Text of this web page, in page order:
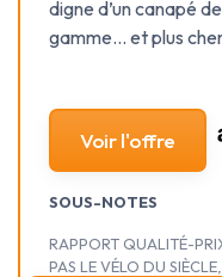
digne d’un canapé
gamme… et plus
Voir l'offre
SOUS-NOTES
RAPPORT QUALITÉ-
PAS LE VÉLO DU SIÈCLE,